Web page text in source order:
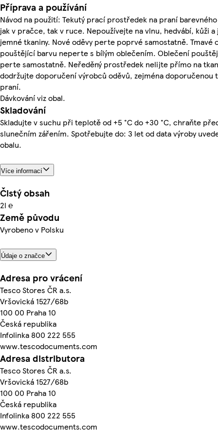
Příprava a používání
Návod na použití: Tekutý prací prostředek na praní
jak v pračce, tak v ruce. Nepoužívejte na vlnu, hedvábí, kůži a
jemné tkaniny. Nové oděvy perte poprvé samostatně. Tmavé
pouštějící barvu neperte s bílým oblečením. Oblečení
perte samostatně. Neředěný prostředek nelijte přímo na
dodržujte doporučení výrobců oděvů, zejména doporučenou
praní.
Dávkování viz obal.
Skladování
Skladujte v suchu při teplotě od +5 °C do +30 °C, chraňte
slunečním zářením. Spotřebujte do: 3 let od data výroby
obalu.
Více informací
Čistý obsah
2l ℮
Země původu
Vyrobeno v Polsku
Údaje o značce
Adresa pro vrácení
Tesco Stores ČR a.s.
Vršovická 1527/68b
100 00 Praha 10
Česká republika
Infolinka 800 222 555
www.tescodocuments.com
Adresa distributora
Tesco Stores ČR a.s.
Vršovická 1527/68b
100 00 Praha 10
Česká republika
Infolinka 800 222 555
www.tescodocuments.com